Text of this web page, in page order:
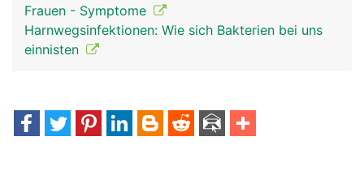
Frauen - Symptome
Harnwegsinfektionen: Wie sich Bakterien bei uns
einnisten